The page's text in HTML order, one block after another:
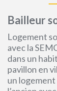
Bailleur
Logement
avec la
dans un
pavillon en
un